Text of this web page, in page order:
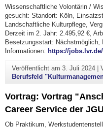
Wissenschaftliche Volontärin /
gesucht: Standort: Köln,
Landschaftliche Kulturpflege,
Derzeit im 2. Jahr: 2.495,92 €,
Besetzungsstart: Nächstmöglich,
Informationen: https://
Veröffentlicht am 3. Juli 2024|
Berufsfeld
Vortrag: Vortrag
Career Service der JGU
Ob Praktikum,